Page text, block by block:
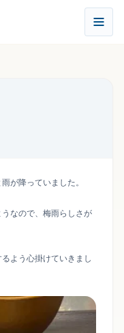
が降っていました。
なので、梅雨らしさが
よう心掛けていきまし